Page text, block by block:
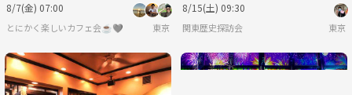
8/7(金) 07:00
とにかく楽しいカフェ会☕️🩶 東京
8/15(土) 09:30
関東歴史探訪会 東京